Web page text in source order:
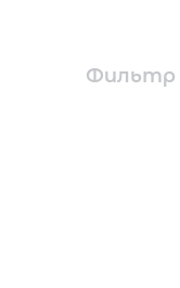
Фильтр